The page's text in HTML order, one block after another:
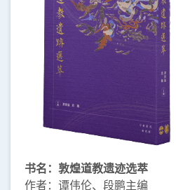
书名：敦煌道教遗迹选萃
作者：谭伟伦、段鹏主编